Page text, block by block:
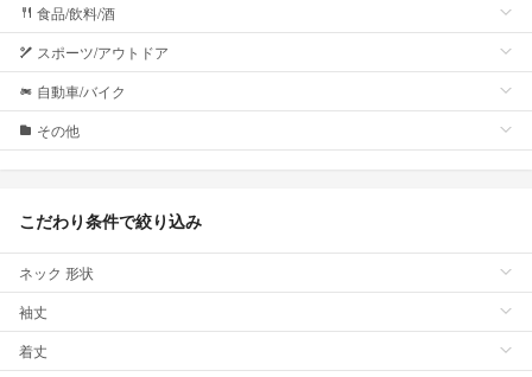
食品/飲料/酒
スポーツ/アウトドア
自動車/バイク
その他
こだわり条件で絞り込み
ネック 形状
袖丈
着丈